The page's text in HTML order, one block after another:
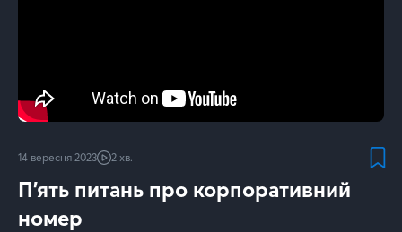
14 вересня 2023 2 хв.
П'ять питань про корпоративний
номер